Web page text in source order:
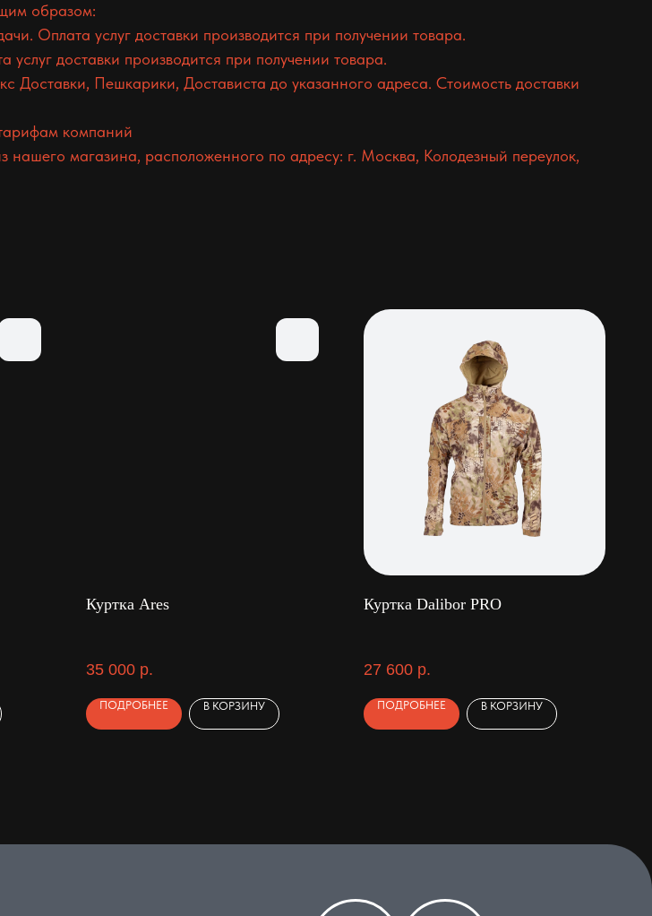
образом:
Оплата услуг доставки производится при получении товара.
доставки производится при получении товара.
Пешкарики, Достависта до указанного адреса. Стоимость доставки
компаний
магазина, расположенного по адресу: г. Москва, Колодезный переулок,
Куртка Ares
35 000 р.
ПОДРОБНЕЕ В КОРЗИНУ
Куртка Dalibor PRO
27 600 р.
ПОДРОБНЕЕ В КОРЗИНУ